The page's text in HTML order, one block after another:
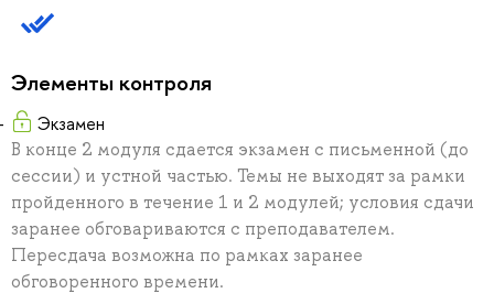
Элементы контроля
Экзамен
В конце 2 модуля сдается экзамен с письменной (до
сессии) и устной частью. Темы не выходят за рамки
пройденного в течение 1 и 2 модулей; условия сдачи
заранее обговариваются с преподавателем.
Пересдача возможна по рамках заранее
обговоренного времени.